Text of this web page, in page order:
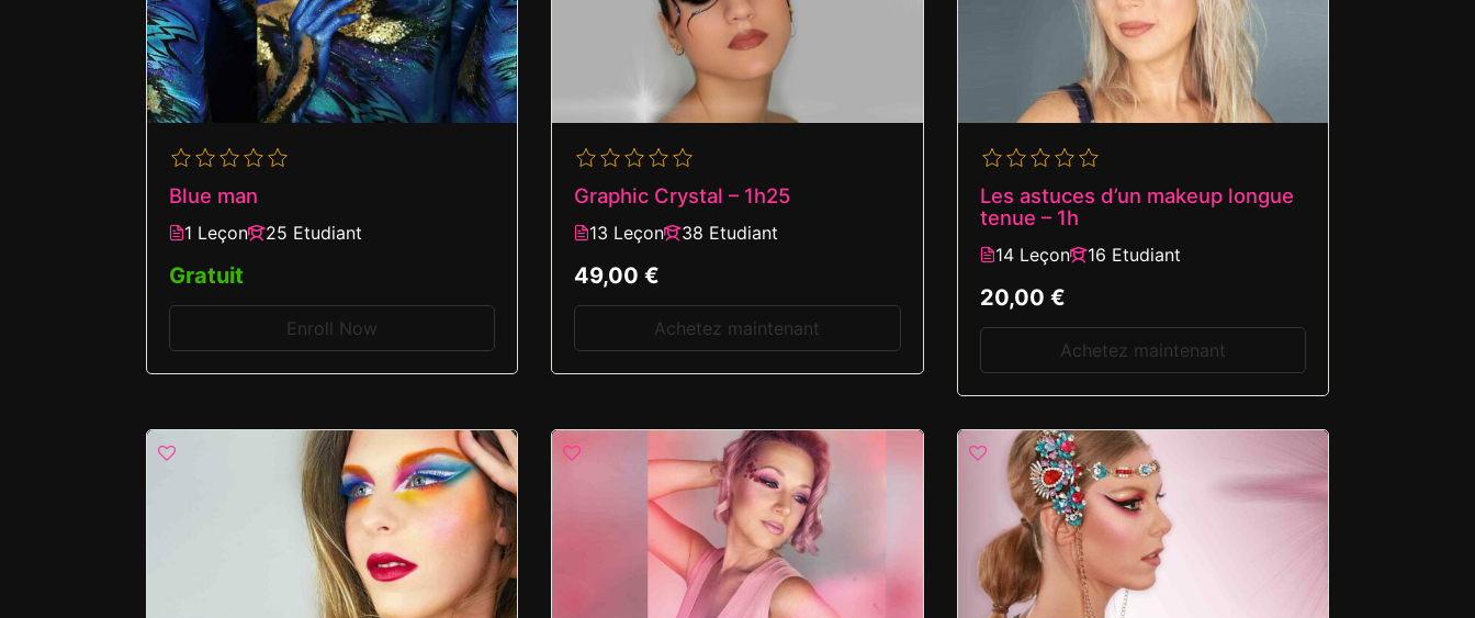
Blue man
1 Leçon 25 Etudiant
Gratuit
Enroll Now
Graphic Crystal – 1h25
13 Leçon 38 Etudiant
49,00 €
Achetez maintenant
Les astuces d’un makeup longue
tenue – 1h
14 Leçon 16 Etudiant
20,00 €
Achetez maintenant